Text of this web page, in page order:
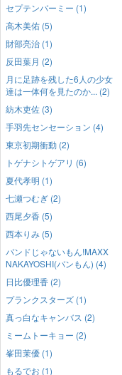
セプテンバーミー (1)
高木美佑 (5)
財部亮治 (1)
反田葉月 (2)
月に足跡を残した6人の少女
達は一体何を見たのか... (2)
紡木吏佐 (3)
手羽先センセーション (4)
東京初期衝動 (2)
トゲナシトゲアリ (6)
夏代孝明 (1)
七瀬つむぎ (2)
西尾夕香 (5)
西本りみ (5)
バンドじゃないもん!MAXX
NAKAYOSHI(バンもん) (4)
日比優理香 (2)
プランクスターズ (1)
真っ白なキャンバス (2)
ミームトーキョー (2)
峯田茉優 (1)
もるでお (1)